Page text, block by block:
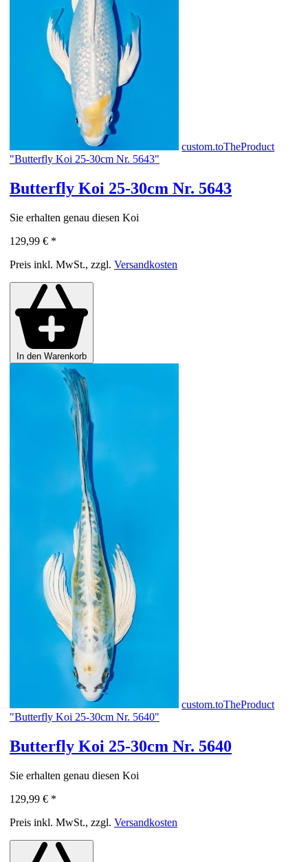
custom.toTheProduct
"Butterfly Koi 25-30cm Nr. 5643"
Butterfly Koi 25-30cm Nr. 5643
Sie erhalten genau diesen Koi
129,99 € *
Preis inkl. MwSt., zzgl. Versandkosten
In den Warenkorb
custom.toTheProduct
"Butterfly Koi 25-30cm Nr. 5640"
Butterfly Koi 25-30cm Nr. 5640
Sie erhalten genau diesen Koi
129,99 € *
Preis inkl. MwSt., zzgl. Versandkosten